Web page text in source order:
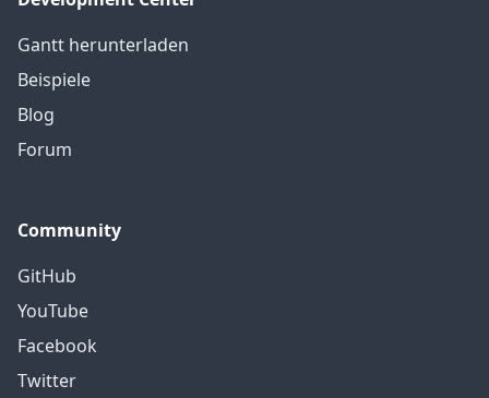
Gantt herunterladen
Beispiele
Blog
Forum
Community
GitHub
YouTube
Facebook
Twitter